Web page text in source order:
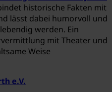
historische Fakten mit
lässt dabei humorvoll und
werden. Ein
mit Theater und
Weise
e.V.